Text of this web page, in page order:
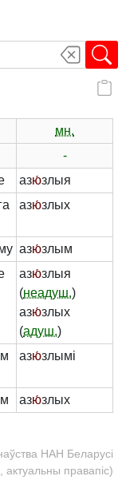
мн.
-
азю́злыя
азю́злых
азю́злым
азю́злыя
(неадуш.)
азю́злых
(адуш.)
азю́злымі
азю́злых
НАН Беларусі
актуальны правапіс)